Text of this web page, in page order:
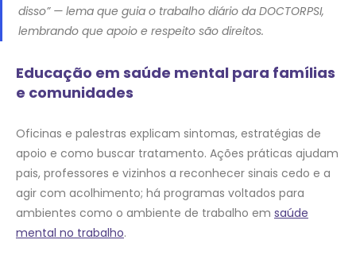
disso” — lema que guia o trabalho diário da DOCTORPSI,
lembrando que apoio e respeito são direitos.
Educação em saúde mental para famílias
e comunidades
Oficinas e palestras explicam sintomas, estratégias de
apoio e como buscar tratamento. Ações práticas ajudam
pais, professores e vizinhos a reconhecer sinais cedo e a
agir com acolhimento; há programas voltados para
ambientes como o ambiente de trabalho em saúde
mental no trabalho.